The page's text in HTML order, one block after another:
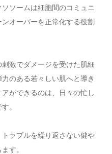
ソームは細胞間のコミュニ
オーバーを正常化する役割
激でダメージを受けた肌細
のある若々しい肌へと導き
ができるのは、日々の忙し
。
ラブルを繰り返さない健や
す。